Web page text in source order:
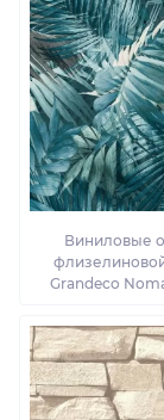
Виниловые
Grandeco